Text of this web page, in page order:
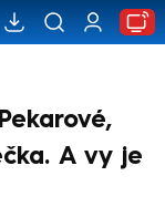
A vy je